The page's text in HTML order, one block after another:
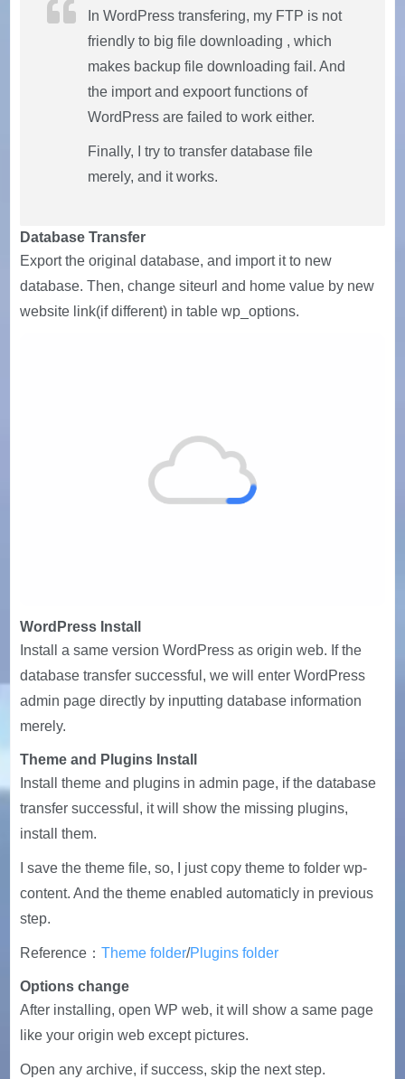
In WordPress transfering, my FTP is not
friendly to big file downloading , which
makes backup file downloading fail. And
the import and expoort functions of
WordPress are failed to work either.
Finally, I try to transfer database file
merely, and it works.
Database Transfer
Export the original database, and import it to new
database. Then, change siteurl and home value by new
website link(if different) in table wp_options.
WordPress Install
Install a same version WordPress as origin web. If the
database transfer successful, we will enter WordPress
admin page directly by inputting database information
merely.
Theme and Plugins Install
Install theme and plugins in admin page, if the database
transfer successful, it will show the missing plugins,
install them.
I save the theme file, so, I just copy theme to folder wp-
content. And the theme enabled automaticly in previous
step.
Reference：Theme folder/Plugins folder
Options change
After installing, open WP web, it will show a same page
like your origin web except pictures.
Open any archive, if success, skip the next step.